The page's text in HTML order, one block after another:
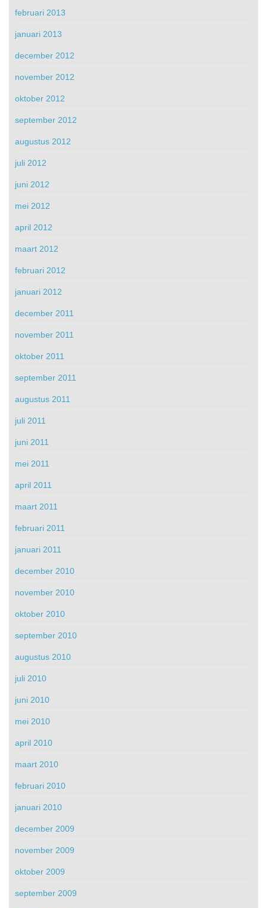
februari 2013
januari 2013
december 2012
november 2012
oktober 2012
september 2012
augustus 2012
juli 2012
juni 2012
mei 2012
april 2012
maart 2012
februari 2012
januari 2012
december 2011
november 2011
oktober 2011
september 2011
augustus 2011
juli 2011
juni 2011
mei 2011
april 2011
maart 2011
februari 2011
januari 2011
december 2010
november 2010
oktober 2010
september 2010
augustus 2010
juli 2010
juni 2010
mei 2010
april 2010
maart 2010
februari 2010
januari 2010
december 2009
november 2009
oktober 2009
september 2009